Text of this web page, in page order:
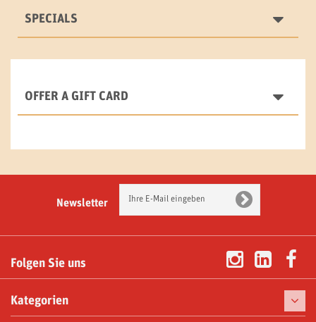
SPECIALS
OFFER A GIFT CARD
Newsletter
Folgen Sie uns
Kategorien